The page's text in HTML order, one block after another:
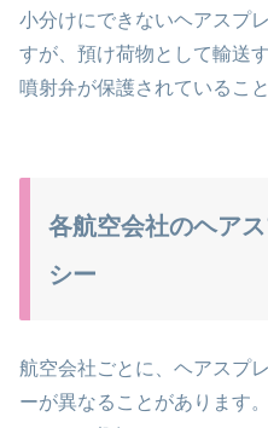
小分けにできないヘアスプ
すが、預け荷物として輸送
噴射弁が保護されているこ
各航空会社のヘア
シー
航空会社ごとに、ヘアスプ
ーが異なることがあります